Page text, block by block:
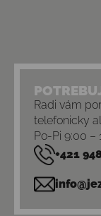
Radi vám
telefonicky
Po-Pi 9:00 –
+421